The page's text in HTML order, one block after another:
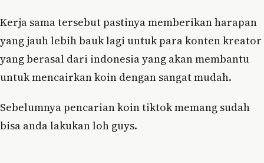
Kerja sama tersebut pastinya memberikan harapan
yang jauh lebih bauk lagi untuk para konten kreator
yang berasal dari indonesia yang akan membantu
untuk mencairkan koin dengan sangat mudah.
Sebelumnya pencarian koin tiktok memang sudah
bisa anda lakukan loh guys.